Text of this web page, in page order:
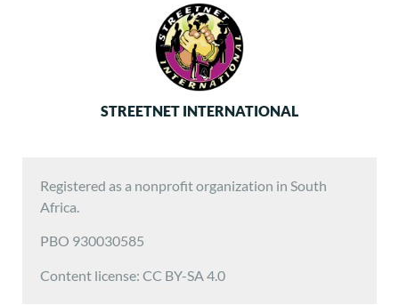
STREETNET INTERNATIONAL
Registered as a nonprofit organization in South
Africa.
PBO 930030585
Content license: CC BY-SA 4.0